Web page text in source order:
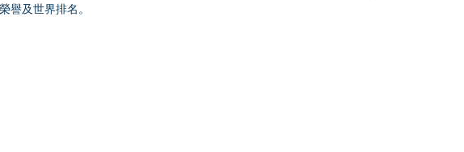
譽及世界排名。